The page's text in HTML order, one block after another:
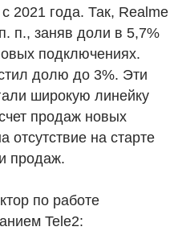
2021 года. Так, Realme
п., заняв доли в 5,7%
подключениях.
долю до 3%. Эти
широкую линейку
продаж новых
отсутствие на старте
продаж.
по работе
Tele2: